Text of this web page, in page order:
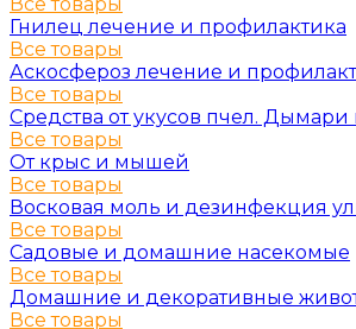
Гнилец лечение и профилактика
Все товары
Аскосфероз лечение и
Все товары
Средства от укусов пчел. Дымари
Все товары
От крыс и мышей
Все товары
Восковая моль и дезинфекция
Все товары
Садовые и домашние насекомые
Все товары
Домашние и декоративные
Все товары